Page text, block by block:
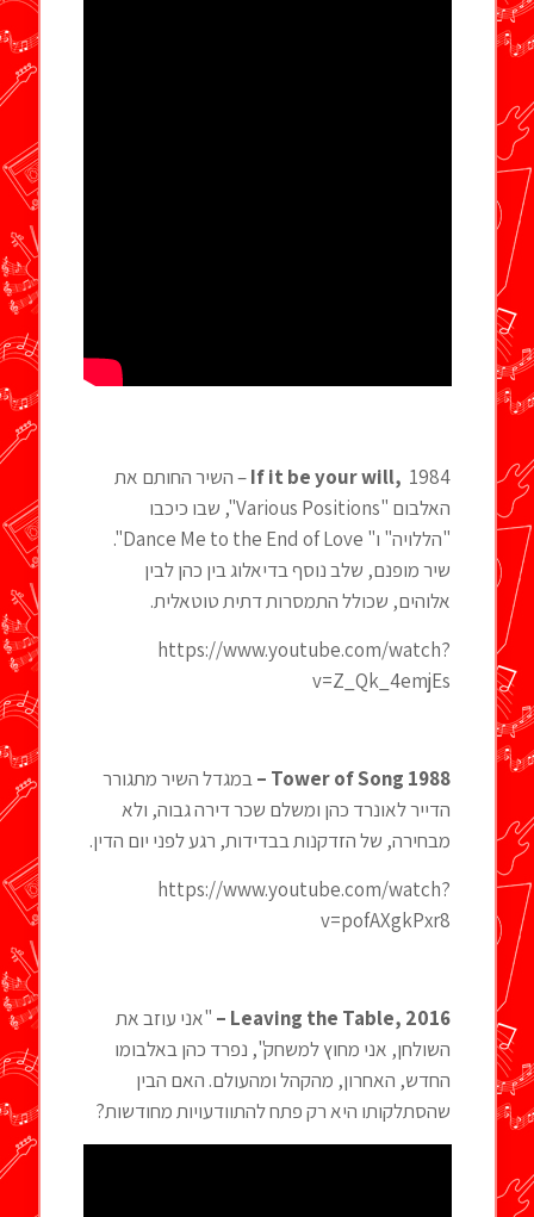
If it be your will,
1984 – השיר החותם את
האלבום "Various Positions", שבו כיכבו
"הללויה" ו" Dance Me to the End of Love".
שיר מופנם, שלב נוסף בדיאלוג בין כהן לבין
אלוהים, שכולל התמסרות דתית טוטאלית.
https://www.youtube.com/watch?
v=Z_Qk_4emjEs
Tower of Song 1988 –
במגדל השיר מתגורר
הדייר לאונרד כהן ומשלם שכר דירה גבוה, ולא
מבחירה, של הזדקנות בבדידות, רגע לפני יום הדין.
https://www.youtube.com/watch?
v=pofAXgkPxr8
Leaving the Table, 2016 –
"אני עוזב את
השולחן, אני מחוץ למשחק", נפרד כהן באלבומו
החדש, האחרון, מהקהל ומהעולם. האם הבין
שהסתלקותו היא רק פתח להתוודעויות מחודשות?